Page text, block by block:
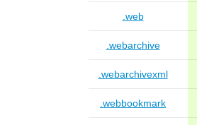
.web
.webarchive
.webarchivexml
.webbookmark